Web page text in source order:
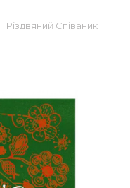
Різдвяний Співаник